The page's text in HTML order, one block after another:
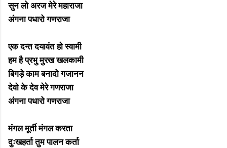
सुन लो अरज मेरे महाराजा
अंगना पधारो गणराजा
एक दन्त दयावंत हो स्वामी
हम है प्रभु मुरख खलकामी
बिगड़े काम बनादो गजानन
देवो के देव मेरे गणराजा
अंगना पधारो गणराजा
मंगल मूर्ती मंगल करता
दुःखहर्ता तुम पालन कर्ता